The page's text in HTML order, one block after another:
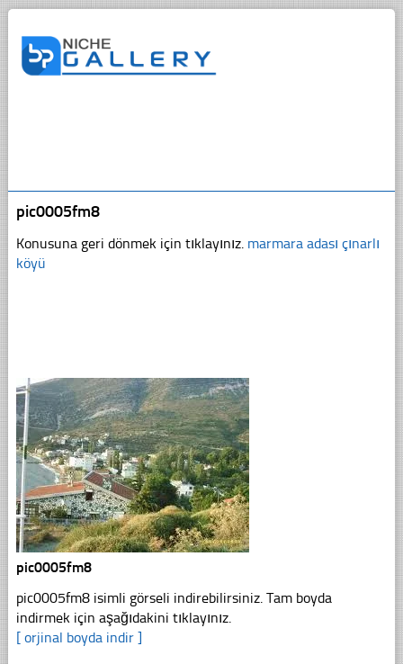
pic0005fm8
Konusuna geri dönmek için tıklayınız. marmara adası çınarlı
köyü
pic0005fm8
pic0005fm8 isimli görseli indirebilirsiniz. Tam boyda
indirmek için aşağıdakini tıklayınız.
[ orjinal boyda indir ]